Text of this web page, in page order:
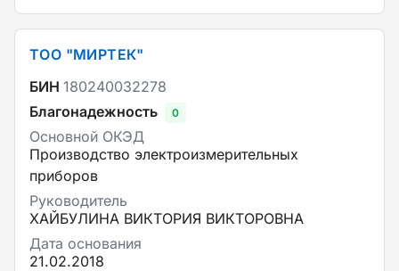
ТОО "МИРТЕК"
БИН 180240032278
Благонадежность
0
Основной ОКЭД
Производство электроизмерительных
приборов
Руководитель
ХАЙБУЛИНА ВИКТОРИЯ ВИКТОРОВНА
Дата основания
21.02.2018